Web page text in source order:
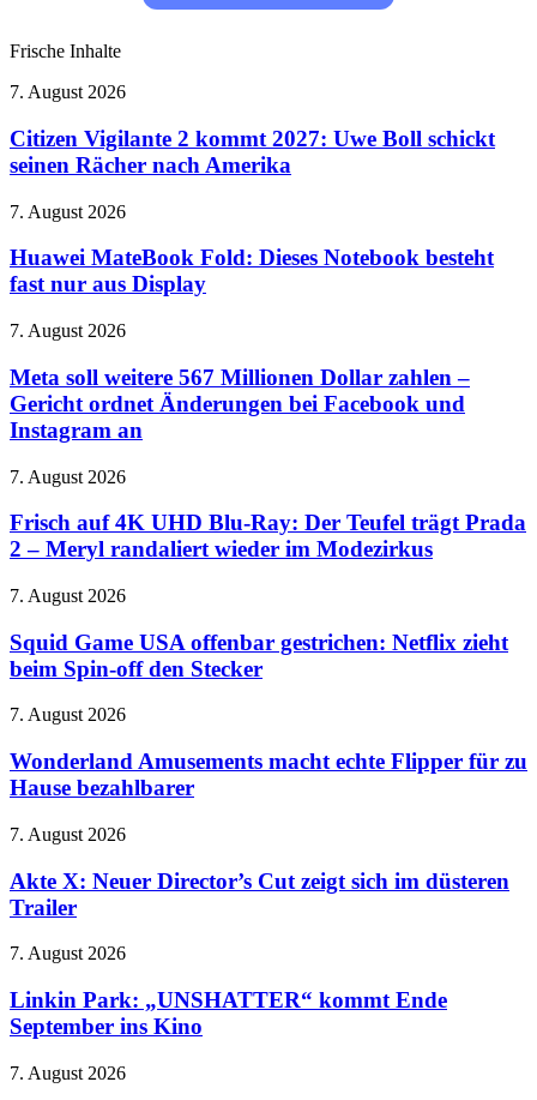
Frische Inhalte
Citizen
2
kommt
2027:
Boll
seinen
Rächer
Amerika
7. August 2026
Citizen Vigilante 2 kommt 2027: Uwe Boll schickt
seinen Rächer nach Amerika
Huawei
Fold:
Dieses
Notebook
fast
aus
Display
7. August 2026
Huawei MateBook Fold: Dieses Notebook besteht
fast nur aus Display
Meta
weitere
567
Millionen
Dollar
–
ordnet
Änderungen
Facebook
Instagram
an
7. August 2026
Meta soll weitere 567 Millionen Dollar zahlen –
Gericht ordnet Änderungen bei Facebook und
Instagram an
Frisch
4K
UHD
Blu-
Der
trägt
Prada
–
randaliert
wieder
im
7. August 2026
Frisch auf 4K UHD Blu-Ray: Der Teufel trägt Prada
2 – Meryl randaliert wieder im Modezirkus
Squid
USA
offenbar
gestrichen:
zieht
Spin-
off
Stecker
7. August 2026
Squid Game USA offenbar gestrichen: Netflix zieht
beim Spin-off den Stecker
Wonderland
macht
echte
Flipper
zu
bezahlbarer
7. August 2026
Wonderland Amusements macht echte Flipper für zu
Hause bezahlbarer
Akte
Neuer
Director’s
Cut
sich
düsteren
Trailer
7. August 2026
Akte X: Neuer Director’s Cut zeigt sich im düsteren
Trailer
Linkin
„UNSHATTER“
kommt
Ende
ins
7. August 2026
Linkin Park: „UNSHATTER“ kommt Ende
September ins Kino
Monster
7. August 2026